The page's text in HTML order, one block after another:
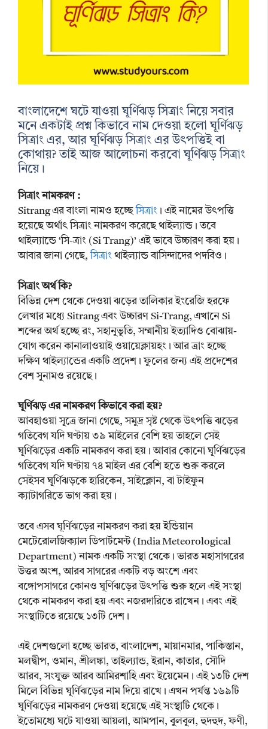
বাংলাদেশে ঘটে যাওয়া ঘূর্ণিঝড় সিত্রাং নিয়ে সবার
মনে একটাই প্রশ্ন কিভাবে নাম দেওয়া হলো ঘূর্ণিঝড়
সিত্রাং এর, আর ঘূর্ণিঝড় সিত্রাং এর উৎপত্তিই বা
কোথায়? তাই আজ আলোচনা করবো ঘূর্ণিঝড় সিত্রাং
নিয়ে।
সিত্রাং নামকরণ :
Sitrang এর বাংলা নামও হচ্ছেসিত্রাং । এই নামের উৎপত্তি
হয়েছে অর্থাৎ সিত্রাং নামকরণ করেছে থাইল্যান্ড। তবে
থাইল্যান্ডে ‘সি-ত্রাং (Si Trang)’ এই ভাবে উচ্চারণ করা হয়।
আবার জানা গেছে,সিত্রাং থাইল্যান্ড বাসিন্দাদের পদবিও।
সিত্রাং অর্থ কি?
বিভিন্ন দেশ থেকে দেওয়া ঝড়ের তালিকার ইংরেজি হরফে
লেখার মধ্যে Sitrang এবং উচ্চারণ Si-Trang, এখানে Si
শব্দের অর্থ হচ্ছে রং, সহানুভূতি, সম্মানীয় ইত্যাদিও বোঝায়-
যোগ করেন কানালাওয়াই ওয়ায়েক্লায়হং। আর ত্রাং হচ্ছে
দক্ষিণ থাইল্যান্ডের একটি প্রদেশ। ফুলের জন্য এই প্রদেশের
বেশ সুনামও রয়েছে।
ঘূর্ণিঝড় এর নামকরণ কিভাবে করা হয়?
আবহাওয়া সূত্রে জানা গেছে, সমুদ্র সৃষ্ট থেকে উৎপত্তি ঝড়ের
গতিবেগ যদি ঘণ্টায় ৩৯ মাইলের বেশি হয় তাহলে সেই
ঘূর্ণিঝড়ের একটি নামকরণ করা হয়। আবার কোনো ঘূর্ণিঝড়ের
গতিবেগ যদি ঘণ্টায় ৭৪ মাইল এর বেশি হতে শুরু করলে
সেইসব ঘূর্ণিঝড়কে হারিকেন, সাইক্লোন, বা টাইফুন
ক্যাটাগরিতে ভাগ করা হয়।
তবে এসব ঘূর্ণিঝড়ের নামকরণ করা হয় ইন্ডিয়ান
মেটেরোলজিক্যাল ডিপার্টমেন্ট (India Meteorological
Department) নামক একটি সংস্থা থেকে। ভারত মহাসাগরের
উত্তর অংশ, আরব সাগরের একটি বড় অংশে এবং
বঙ্গোপসাগরে কোনও ঘূর্ণিঝড়ের উৎপত্তি শুরু হলে এই সংস্থা
থেকে নামকরণ করা হয় এবং নজরদারিতে রাখেন। এবং এই
সংস্থাটিতে রয়েছে ১৩টি দেশ।
এই দেশগুলো হচ্ছে ভারত, বাংলাদেশ, মায়ানমার, পাকিস্তান,
মলদ্বীপ, ওমান, শ্রীলঙ্কা, তাইল্যান্ড, ইরান, কাতার, সৌদি
আরব, সংযুক্ত আরব আমিরশাহি এবং ইয়েমেন। এই ১৩টি দেশ
মিলে বিভিন্ন ঘূর্ণিঝড়ের নাম দিয়ে রাখে। এখন পর্যন্ত ১৬৯টি
ঘূর্ণিঝড়ের নামকরণ দেওয়া হয়েছে এই সংস্থাটি থেকে।
ইতোমধ্যে ঘটে যাওয়া আয়লা, আমপান, বুলবুল, হুদহুদ, ফণী,